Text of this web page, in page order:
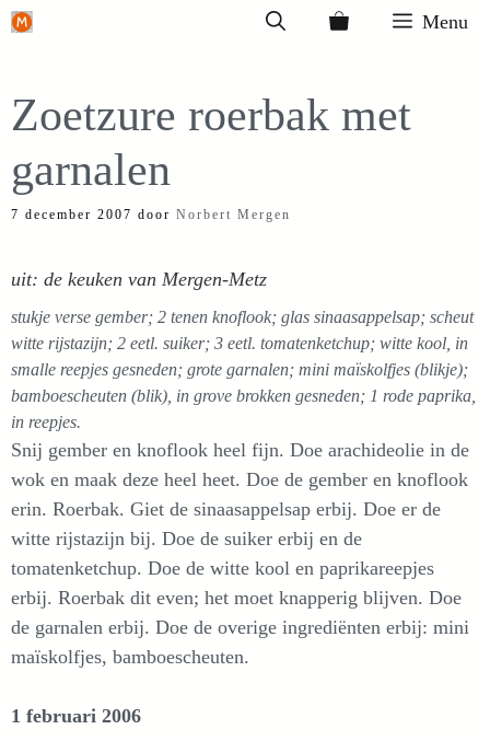
Ga
inhoud
Menu
Zoetzure roerbak met
garnalen
7 december 2007 door Norbert Mergen
uit: de keuken van Mergen-Metz
stukje verse gember; 2 tenen knoflook; glas sinaasappelsap; scheut
witte rijstazijn; 2 eetl. suiker; 3 eetl. tomatenketchup; witte kool, in
smalle reepjes gesneden; grote garnalen; mini maïskolfjes (blikje);
bamboescheuten (blik), in grove brokken gesneden; 1 rode paprika,
in reepjes.
Snij gember en knoflook heel fijn. Doe arachideolie in de
wok en maak deze heel heet. Doe de gember en knoflook
erin. Roerbak. Giet de sinaasappelsap erbij. Doe er de
witte rijstazijn bij. Doe de suiker erbij en de
tomatenketchup. Doe de witte kool en paprikareepjes
erbij. Roerbak dit even; het moet knapperig blijven. Doe
de garnalen erbij. Doe de overige ingrediënten erbij: mini
maïskolfjes, bamboescheuten.
1 februari 2006